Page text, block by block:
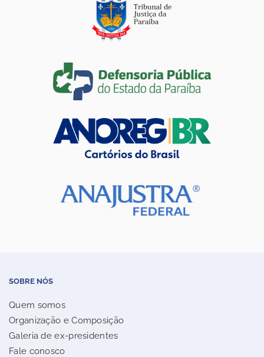
SOBRE NÓS
Quem somos
Organização e Composição
Galeria de ex-presidentes
Fale conosco